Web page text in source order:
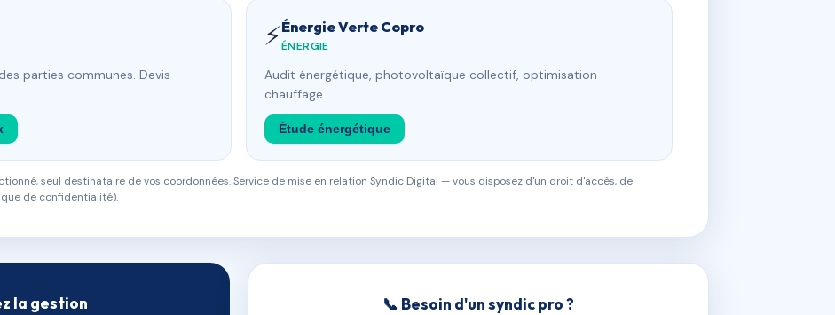
parties communes. Devis
⚡Énergie Verte Copro
ÉNERGIE
Audit énergétique, photovoltaïque collectif, optimisation
chauffage.
Étude énergétique
seul destinataire de vos coordonnées. Service de mise en relation Syndic Digital — vous disposez d'un droit d'accès, de
de confidentialité).
la gestion 📞 Besoin d'un syndic pro ?